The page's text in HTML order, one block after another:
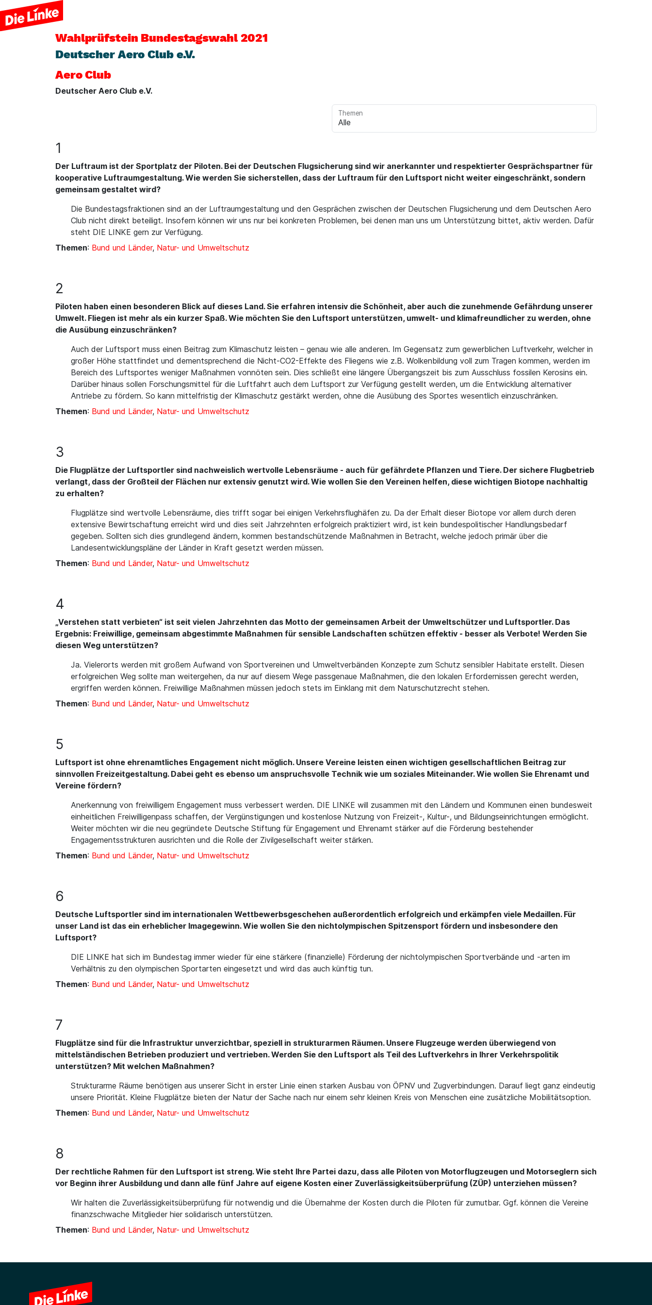
Wahlprüfstein Bundestagswahl 2021
Deutscher Aero Club e.V.
Aero Club
Deutscher Aero Club e.V.
Themen
1
Der Luftraum ist der Sportplatz der Piloten. Bei der Deutschen Flugsicherung sind wir anerkannter und respektierter Gesprächspartner für
kooperative Luftraumgestaltung. Wie werden Sie sicherstellen, dass der Luftraum für den Luftsport nicht weiter eingeschränkt, sondern
gemeinsam gestaltet wird?
Die Bundestagsfraktionen sind an der Luftraumgestaltung und den Gesprächen zwischen der Deutschen Flugsicherung und dem Deutschen Aero
Club nicht direkt beteiligt. Insofern können wir uns nur bei konkreten Problemen, bei denen man uns um Unterstützung bittet, aktiv werden. Dafür
steht DIE LINKE gern zur Verfügung.
Themen: Bund und Länder, Natur- und Umweltschutz
2
Piloten haben einen besonderen Blick auf dieses Land. Sie erfahren intensiv die Schönheit, aber auch die zunehmende Gefährdung unserer
Umwelt. Fliegen ist mehr als ein kurzer Spaß. Wie möchten Sie den Luftsport unterstützen, umwelt- und klimafreundlicher zu werden, ohne
die Ausübung einzuschränken?
Auch der Luftsport muss einen Beitrag zum Klimaschutz leisten – genau wie alle anderen. Im Gegensatz zum gewerblichen Luftverkehr, welcher in
großer Höhe stattfindet und dementsprechend die Nicht-CO2-Effekte des Fliegens wie z.B. Wolkenbildung voll zum Tragen kommen, werden im
Bereich des Luftsportes weniger Maßnahmen vonnöten sein. Dies schließt eine längere Übergangszeit bis zum Ausschluss fossilen Kerosins ein.
Darüber hinaus sollen Forschungsmittel für die Luftfahrt auch dem Luftsport zur Verfügung gestellt werden, um die Entwicklung alternativer
Antriebe zu fördern. So kann mittelfristig der Klimaschutz gestärkt werden, ohne die Ausübung des Sportes wesentlich einzuschränken.
Themen: Bund und Länder, Natur- und Umweltschutz
3
Die Flugplätze der Luftsportler sind nachweislich wertvolle Lebensräume - auch für gefährdete Pflanzen und Tiere. Der sichere Flugbetrieb
verlangt, dass der Großteil der Flächen nur extensiv genutzt wird. Wie wollen Sie den Vereinen helfen, diese wichtigen Biotope nachhaltig
zu erhalten?
Flugplätze sind wertvolle Lebensräume, dies trifft sogar bei einigen Verkehrsflughäfen zu. Da der Erhalt dieser Biotope vor allem durch deren
extensive Bewirtschaftung erreicht wird und dies seit Jahrzehnten erfolgreich praktiziert wird, ist kein bundespolitischer Handlungsbedarf
gegeben. Sollten sich dies grundlegend ändern, kommen bestandschützende Maßnahmen in Betracht, welche jedoch primär über die
Landesentwicklungspläne der Länder in Kraft gesetzt werden müssen.
Themen: Bund und Länder, Natur- und Umweltschutz
4
„Verstehen statt verbieten“ ist seit vielen Jahrzehnten das Motto der gemeinsamen Arbeit der Umweltschützer und Luftsportler. Das
Ergebnis: Freiwillige, gemeinsam abgestimmte Maßnahmen für sensible Landschaften schützen effektiv - besser als Verbote! Werden Sie
diesen Weg unterstützen?
Ja. Vielerorts werden mit großem Aufwand von Sportvereinen und Umweltverbänden Konzepte zum Schutz sensibler Habitate erstellt. Diesen
erfolgreichen Weg sollte man weitergehen, da nur auf diesem Wege passgenaue Maßnahmen, die den lokalen Erfordernissen gerecht werden,
ergriffen werden können. Freiwillige Maßnahmen müssen jedoch stets im Einklang mit dem Naturschutzrecht stehen.
Themen: Bund und Länder, Natur- und Umweltschutz
5
Luftsport ist ohne ehrenamtliches Engagement nicht möglich. Unsere Vereine leisten einen wichtigen gesellschaftlichen Beitrag zur
sinnvollen Freizeitgestaltung. Dabei geht es ebenso um anspruchsvolle Technik wie um soziales Miteinander. Wie wollen Sie Ehrenamt und
Vereine fördern?
Anerkennung von freiwilligem Engagement muss verbessert werden. DIE LINKE will zusammen mit den Ländern und Kommunen einen bundesweit
einheitlichen Freiwilligenpass schaffen, der Vergünstigungen und kostenlose Nutzung von Freizeit-, Kultur-, und Bildungseinrichtungen ermöglicht.
Weiter möchten wir die neu gegründete Deutsche Stiftung für Engagement und Ehrenamt stärker auf die Förderung bestehender
Engagementsstrukturen ausrichten und die Rolle der Zivilgesellschaft weiter stärken.
Themen: Bund und Länder, Natur- und Umweltschutz
6
Deutsche Luftsportler sind im internationalen Wettbewerbsgeschehen außerordentlich erfolgreich und erkämpfen viele Medaillen. Für
unser Land ist das ein erheblicher Imagegewinn. Wie wollen Sie den nichtolympischen Spitzensport fördern und insbesondere den
Luftsport?
DIE LINKE hat sich im Bundestag immer wieder für eine stärkere (finanzielle) Förderung der nichtolympischen Sportverbände und -arten im
Verhältnis zu den olympischen Sportarten eingesetzt und wird das auch künftig tun.
Themen: Bund und Länder, Natur- und Umweltschutz
7
Flugplätze sind für die Infrastruktur unverzichtbar, speziell in strukturarmen Räumen. Unsere Flugzeuge werden überwiegend von
mittelständischen Betrieben produziert und vertrieben. Werden Sie den Luftsport als Teil des Luftverkehrs in Ihrer Verkehrspolitik
unterstützen? Mit welchen Maßnahmen?
Strukturarme Räume benötigen aus unserer Sicht in erster Linie einen starken Ausbau von ÖPNV und Zugverbindungen. Darauf liegt ganz eindeutig
unsere Priorität. Kleine Flugplätze bieten der Natur der Sache nach nur einem sehr kleinen Kreis von Menschen eine zusätzliche Mobilitätsoption.
Themen: Bund und Länder, Natur- und Umweltschutz
8
Der rechtliche Rahmen für den Luftsport ist streng. Wie steht Ihre Partei dazu, dass alle Piloten von Motorflugzeugen und Motorseglern sich
vor Beginn ihrer Ausbildung und dann alle fünf Jahre auf eigene Kosten einer Zuverlässigkeitsüberprüfung (ZÜP) unterziehen müssen?
Wir halten die Zuverlässigkeitsüberprüfung für notwendig und die Übernahme der Kosten durch die Piloten für zumutbar. Ggf. können die Vereine
finanzschwache Mitglieder hier solidarisch unterstützen.
Themen: Bund und Länder, Natur- und Umweltschutz